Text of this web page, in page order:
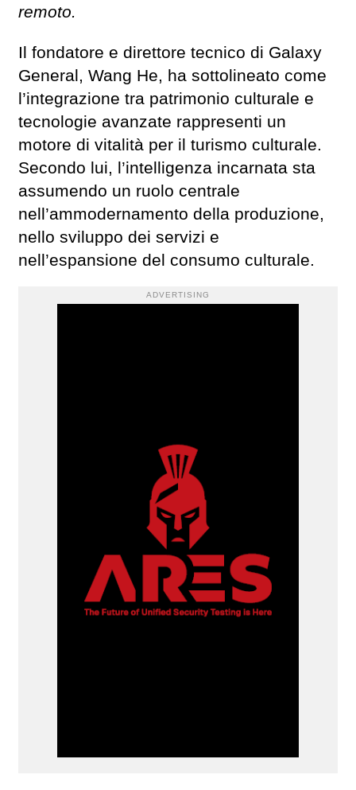
remoto.
Il fondatore e direttore tecnico di Galaxy
General, Wang He, ha sottolineato come
l’integrazione tra patrimonio culturale e
tecnologie avanzate rappresenti un
motore di vitalità per il turismo culturale.
Secondo lui, l’intelligenza incarnata sta
assumendo un ruolo centrale
nell’ammodernamento della produzione,
nello sviluppo dei servizi e
nell’espansione del consumo culturale.
ADVERTISING